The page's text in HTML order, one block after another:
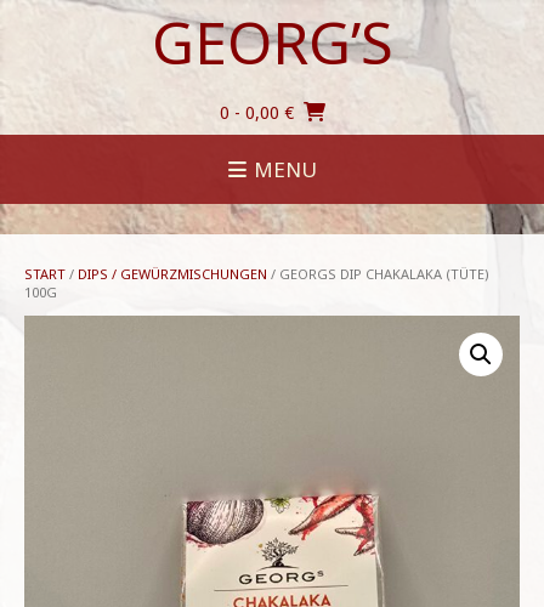
GEORG’S
0 - 0,00 €
MENU
START / DIPS / GEWÜRZMISCHUNGEN / GEORGS DIP CHAKALAKA (TÜTE)
100G